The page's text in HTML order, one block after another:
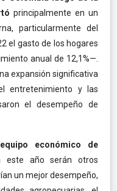
principalmente en un
particularmente del
el gasto de los hogares
anual de 12,1%—.
expansión significativa
entretenimiento y las
el desempeño de
económico de
este año serán otros
un mejor desempeño,